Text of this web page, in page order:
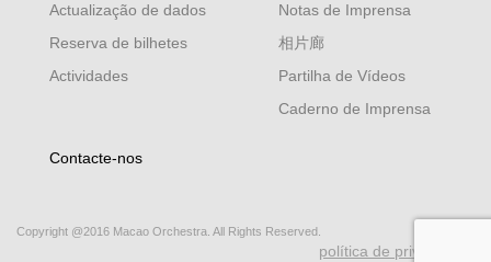
Actualização de dados
Reserva de bilhetes
Actividades
Notas de Imprensa
相片廊
Partilha de Vídeos
Caderno de Imprensa
Contacte-nos
Copyright @2016 Macao Orchestra. All Rights Reserved.
política de privacidade